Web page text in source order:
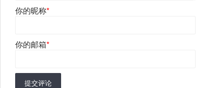
你的昵称*
你的邮箱*
提交评论